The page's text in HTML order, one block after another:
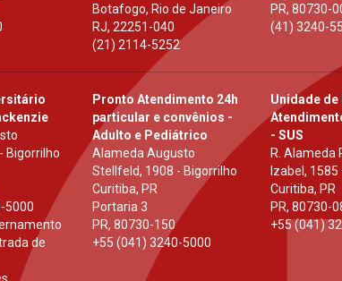
Botafogo, Rio de Janeiro
RJ,22251-040
(21) 2114-5252
PR, 80730-
(41) 3240-
Bigorrilho
5000
de
Pronto Atendimento 24h
particular e convênios -
Adulto e Pediátrico
Alameda Augusto
Stellfeld, 1908 - Bigorrilho
Curitiba, PR
Portaria 3
PR,80730-150
+55 (041) 3240-5000
Unidade
- SUS
R. Alameda
Izabel,
Curitiba, PR
PR, 80730-
+55 (041)